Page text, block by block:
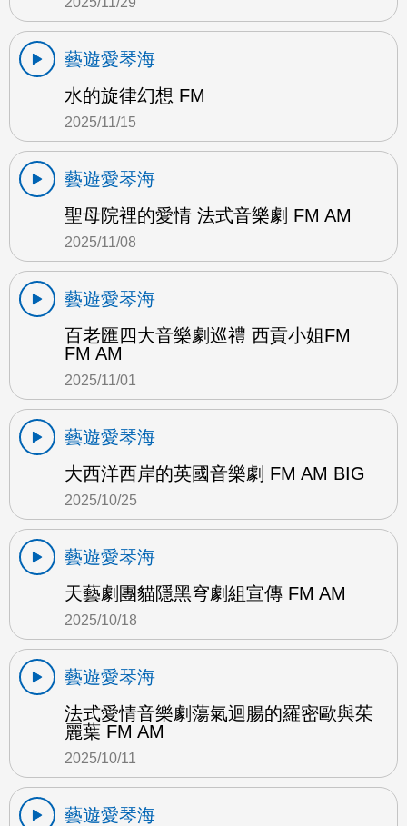
藝遊愛琴海
水的旋律幻想 FM
2025/11/15
藝遊愛琴海
聖母院裡的愛情 法式音樂劇 FM AM
2025/11/08
藝遊愛琴海
百老匯四大音樂劇巡禮 西貢小姐FM
FM AM
2025/11/01
藝遊愛琴海
大西洋西岸的英國音樂劇 FM AM BIG
2025/10/25
藝遊愛琴海
天藝劇團貓隱黑穹劇組宣傳 FM AM
2025/10/18
藝遊愛琴海
法式愛情音樂劇蕩氣迴腸的羅密歐與茱
麗葉 FM AM
2025/10/11
藝遊愛琴海